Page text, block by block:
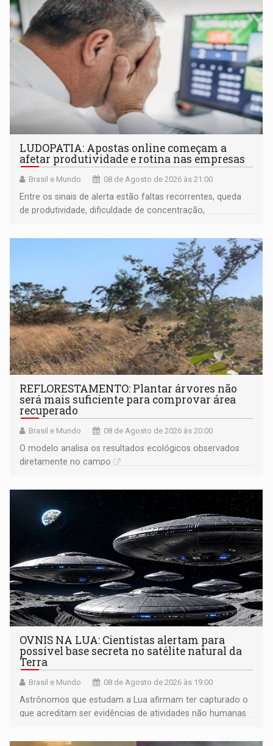
LUDOPATIA: Apostas online começam a
afetar produtividade e rotina nas empresas
Brasil e Mundo 08 de Agosto de 2026 às 21:00
Entre os sinais de alerta estão faltas recorrentes, queda
de produtividade, dificuldade de concentração,
REFLORESTAMENTO: Plantar árvores não
será mais suficiente para comprovar área
recuperado
Brasil e Mundo 08 de Agosto de 2026 às 20:00
O modelo analisa os resultados ecológicos observados
diretamente no campo
OVNIS NA LUA: Cientistas alertam para
possível base secreta no satélite natural da
Terra
Brasil e Mundo 08 de Agosto de 2026 às 19:00
Astrônomos que estudam a Lua afirmam ter capturado o
que acreditam ser evidências de atividades não humanas
órbita